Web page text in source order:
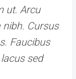
ut. Arcu
Cursus
Faucibus
sed